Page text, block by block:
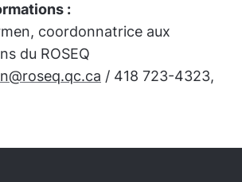
:
coordonnatrice aux
du ROSEQ
/ 418 723-4323,